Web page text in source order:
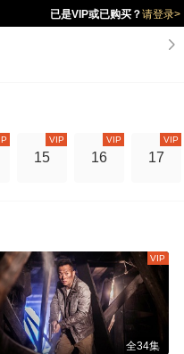
已是VIP或已购买？请登录>
15
VIP
16
VIP
17
VIP
全34集